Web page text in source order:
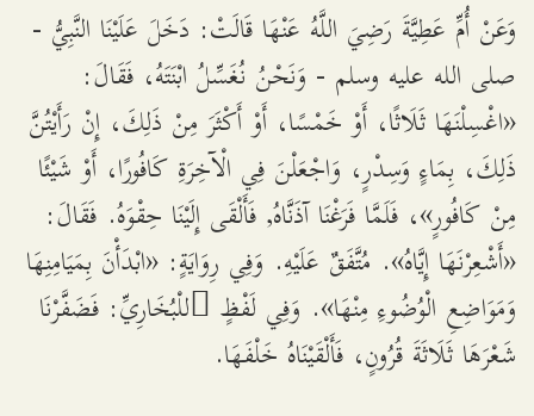
وَعَنْ أُمِّ عَطِيَّةَ رَضِيَ اللَّهُ عَنْهَا قَالَتْ: دَخَلَ عَلَيْنَا النَّبِيُّ -
صلى الله عليه وسلم - وَنَحْنُ نُغَسِّلُ ابْنَتَهُ، فَقَالَ:
«اغْسِلْنَهَا ثَلَاثًا، أَوْ خَمْسًا، أَوْ أَكْثَرَ مِنْ ذَلِكَ، إِنْ رَأَيْتُنَّ
ذَلِكَ، بِمَاءٍ وَسِدْرٍ، وَاجْعَلْنَ فِي الْآخِرَةِ كَافُورًا، أَوْ شَيْئًا
مِنْ كَافُورٍ»، فَلَمَّا فَرَغْنَا آذَنَّاهُ, فَأَلْقَى إِلَيْنَا حِقْوَهُ. فَقَالَ:
«أَشْعِرْنَهَا إِيَّاهُ». مُتَّفَقٌ عَلَيْهِ. وَفِي رِوَايَةٍ: «ابْدَأْنَ بِمَيَامِنِهَا
وَمَوَاضِعِ الْوُضُوءِ مِنْهَا». وَفِي لَفْظٍ ِللْبُخَارِيِّ: فَضَفَّرْنَا
شَعْرَهَا ثَلَاثَةَ قُرُونٍ، فَأَلْقَيْنَاهُ خَلْفَهَا.